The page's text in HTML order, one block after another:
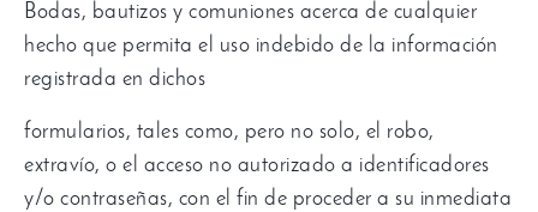
Bodas, bautizos y comuniones acerca de cualquier
hecho que permita el uso indebido de la información
registrada en dichos
formularios, tales como, pero no solo, el robo,
extravío, o el acceso no autorizado a identificadores
y/o contraseñas, con el fin de proceder a su inmediata